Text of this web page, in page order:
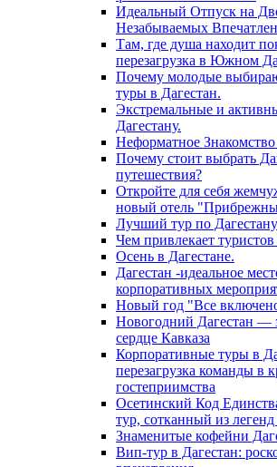
Идеальный Отпуск на
Незабываемых
Там, где душа находит
перезагрузка в Южном
Почему молодые
туры в Дагестан.
Экстремальные и
Дагестану.
Неформатное Знакомство
Почему стоит выбрать
путешествия?
Откройте для себя
новый отель
Лучший тур по
Чем привлекает
Осень в Дагестане.
Дагестан -идеальное
корпоративных
Новый год "Все
Новогодний Дагестан —
сердце Кавказа
Корпоративные туры в
перезагрузка команды в
гостеприимства
Осетинский Код
тур, сотканный из
Знаменитые кофейни
Вип-тур в Дагестан: